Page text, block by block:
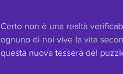
Certo non è una realtà
ognuno di noi vive la vita
questa nuova tessera del